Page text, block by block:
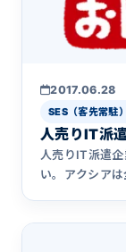
2017.06.28
SES（客先常駐）
人売りIT派
人売りIT派遣
い。アクシア